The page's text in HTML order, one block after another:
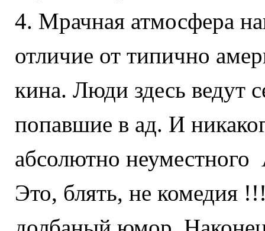
4. Мрачная атмосфера
отличие от типично
кина. Люди здесь ведут
попавшие в ад. И
абсолютно
Это, блять, не комедия